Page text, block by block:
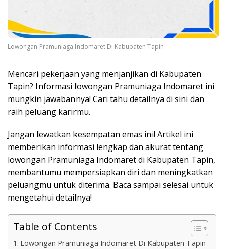
Lowongan Pramuniaga Indomaret Di Kabupaten Tapin
Mencari pekerjaan yang menjanjikan di Kabupaten
Tapin? Informasi lowongan Pramuniaga Indomaret ini
mungkin jawabannya! Cari tahu detailnya di sini dan
raih peluang karirmu.
Jangan lewatkan kesempatan emas ini! Artikel ini
memberikan informasi lengkap dan akurat tentang
lowongan Pramuniaga Indomaret di Kabupaten Tapin,
membantumu mempersiapkan diri dan meningkatkan
peluangmu untuk diterima. Baca sampai selesai untuk
mengetahui detailnya!
Table of Contents
Lowongan Pramuniaga Indomaret Di Kabupaten Tapin